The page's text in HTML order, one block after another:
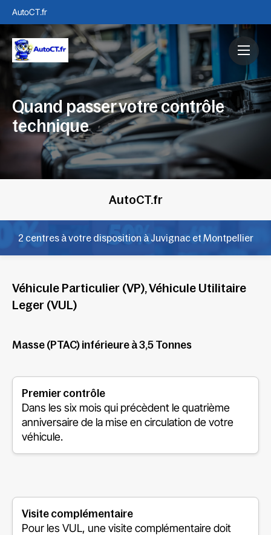
AutoCT.fr
Quand passer votre contrôle
technique
AutoCT.fr
2 centres à votre disposition à Juvignac et Montpellier
Véhicule Particulier (VP), Véhicule Utilitaire
Leger (VUL)
Masse (PTAC) inférieure à 3,5 Tonnes
Premier contrôle
Dans les six mois qui précèdent le quatrième
anniversaire de la mise en circulation de votre
véhicule.
Visite complémentaire
Pour les VUL, une visite complémentaire doit